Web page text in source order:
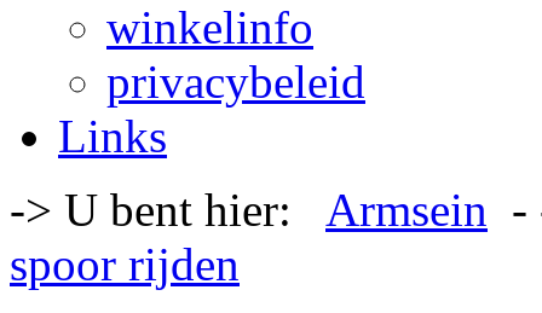
winkelinfo
privacybeleid
Links
-> U bent hier: Armsein
spoor rijden